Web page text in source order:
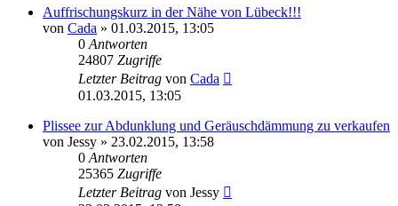
Auffrischungskurz in der Nähe von Lübeck!!!
von Cada » 01.03.2015, 13:05
0 Antworten
24807 Zugriffe
Letzter Beitrag von Cada
01.03.2015, 13:05
Plissee zur Abdunklung und Geräuschdämmung zu verkaufen
von Jessy » 23.02.2015, 13:58
0 Antworten
25365 Zugriffe
Letzter Beitrag von Jessy